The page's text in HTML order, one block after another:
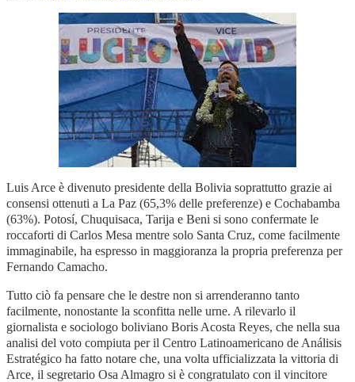
Luis Arce è divenuto presidente della Bolivia soprattutto grazie ai
consensi ottenuti a La Paz (65,3% delle preferenze) e Cochabamba
(63%). Potosí, Chuquisaca, Tarija e Beni si sono confermate le
roccaforti di Carlos Mesa mentre solo Santa Cruz, come facilmente
immaginabile, ha espresso in maggioranza la propria preferenza per
Fernando Camacho.
Tutto ciò fa pensare che le destre non si arrenderanno tanto
facilmente, nonostante la sconfitta nelle urne. A rilevarlo il
giornalista e sociologo boliviano Boris Acosta Reyes, che nella sua
analisi del voto compiuta per il Centro Latinoamericano de Análisis
Estratégico ha fatto notare che, una volta ufficializzata la vittoria di
Arce, il segretario Osa Almagro si è congratulato con il vincitore